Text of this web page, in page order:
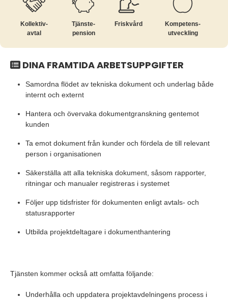
Kollektiv­
avtal
Tjänste­
pension
Friskvård
Kompetens­
utveckling
DINA FRAMTIDA ARBETSUPPGIFTER
Samordna flödet av tekniska dokument och underlag både
internt och externt
Hantera och övervaka dokumentgranskning gentemot
kunden
Ta emot dokument från kunder och fördela de till relevant
person i organisationen
Säkerställa att alla tekniska dokument, såsom rapporter,
ritningar och manualer registreras i systemet
Följer upp tidsfrister för dokumenten enligt avtals- och
statusrapporter
Utbilda projektdeltagare i dokumenthantering
Tjänsten kommer också att omfatta följande:
Underhålla och uppdatera projektavdelningens process i